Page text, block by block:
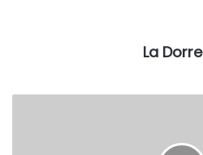
La